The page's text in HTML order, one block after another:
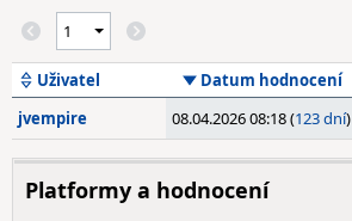
Uživatel Datum hodnocení
jvempire
08.04.2026 08:18 (123 dní)
Platformy a hodnocení